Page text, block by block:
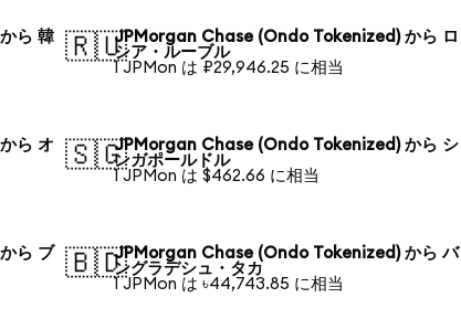
ら 韓
🇷🇺JPMorgan Chase (Ondo Tokenized) から ロ
シア・ルーブル
1 JPMon は ₽29,946.25 に相当
ら オ
🇸🇬JPMorgan Chase (Ondo Tokenized) から シ
ンガポールドル
1 JPMon は $462.66 に相当
ら ブ
🇧🇩JPMorgan Chase (Ondo Tokenized) から バ
ングラデシュ・タカ
1 JPMon は ৳44,743.85 に相当